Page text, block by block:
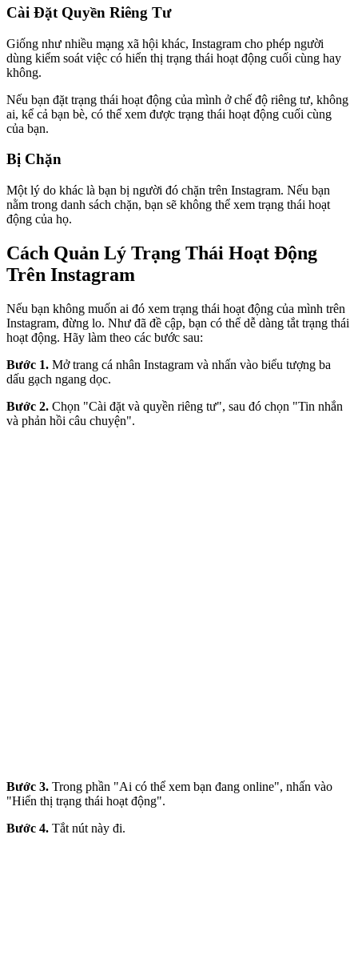
Cài Đặt Quyền Riêng Tư
Giống như nhiều mạng xã hội khác, Instagram cho phép người
dùng kiểm soát việc có hiển thị trạng thái hoạt động cuối cùng hay
không.
Nếu bạn đặt trạng thái hoạt động của mình ở chế độ riêng tư, không
ai, kể cả bạn bè, có thể xem được trạng thái hoạt động cuối cùng
của bạn.
Bị Chặn
Một lý do khác là bạn bị người đó chặn trên Instagram. Nếu bạn
nằm trong danh sách chặn, bạn sẽ không thể xem trạng thái hoạt
động của họ.
Cách Quản Lý Trạng Thái Hoạt Động
Trên Instagram
Nếu bạn không muốn ai đó xem trạng thái hoạt động của mình trên
Instagram, đừng lo. Như đã đề cập, bạn có thể dễ dàng tắt trạng thái
hoạt động. Hãy làm theo các bước sau:
Bước 1. Mở trang cá nhân Instagram và nhấn vào biểu tượng ba
dấu gạch ngang dọc.
Bước 2. Chọn "Cài đặt và quyền riêng tư", sau đó chọn "Tin nhắn
và phản hồi câu chuyện".
Bước 3. Trong phần "Ai có thể xem bạn đang online", nhấn vào
"Hiển thị trạng thái hoạt động".
Bước 4. Tắt nút này đi.